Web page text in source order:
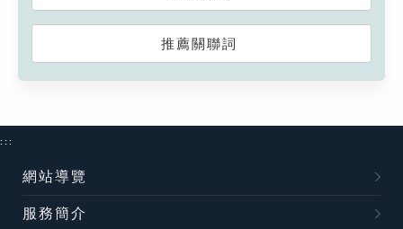
推薦關聯詞
:::
網站導覽
服務簡介